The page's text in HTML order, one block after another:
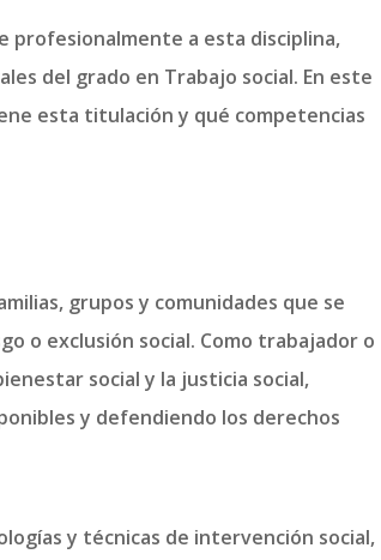
profesionalmente a esta disciplina,
del grado en Trabajo social. En este
esta titulación y qué competencias
grupos y comunidades que se
o exclusión social. Como trabajador o
social y la justicia social,
y defendiendo los derechos
y técnicas de intervención social,